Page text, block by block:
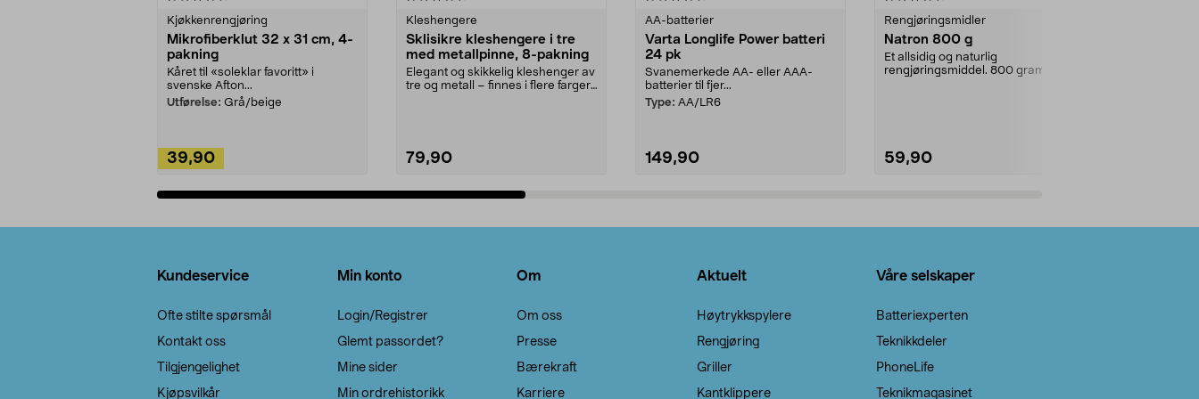
Kjøkkenrengjøring
Mikrofiberklut 32 x 31 cm, 4-
pakning
Kåret til «soleklar favoritt» i
svenske Afton...
Utførelse: Grå/beige
39,90
Kleshengere
Sklisikre kleshengere i tre
med metallpinne, 8-pakning
Elegant og skikkelig kleshenger av
tre og metall – finnes i flere farger.
79,90
AA-batterier
Varta Longlife Power batteri
24 pk
Svanemerkede AA- eller AAA-
batterier til fjer...
Type: AA/LR6
149,90
Rengjøringsmidler
Natron 800 g
Et allsidig og naturlig
rengjøringsmiddel. 800 gram
59,90
Kundeservice
Ofte stilte spørsmål
Kontakt oss
Tilgjengelighet
Kjøpsvilkår
Min konto
Login/Registrer
Glemt passordet?
Mine sider
Min ordrehistorikk
Om
Om oss
Presse
Bærekraft
Karriere
Aktuelt
Høytrykkspylere
Rengjøring
Griller
Kantklippere
Våre selskaper
Batteriexperten
Teknikkdeler
PhoneLife
Teknikmagasinet